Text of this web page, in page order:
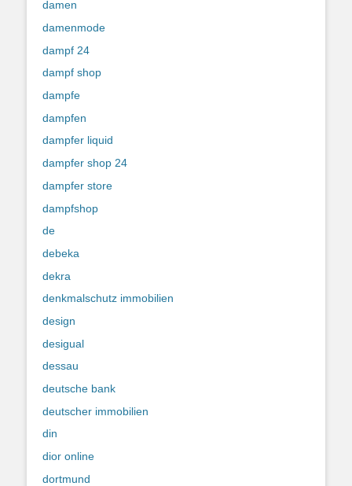
damen
damenmode
dampf 24
dampf shop
dampfe
dampfen
dampfer liquid
dampfer shop 24
dampfer store
dampfshop
de
debeka
dekra
denkmalschutz immobilien
design
desigual
dessau
deutsche bank
deutscher immobilien
din
dior online
dortmund